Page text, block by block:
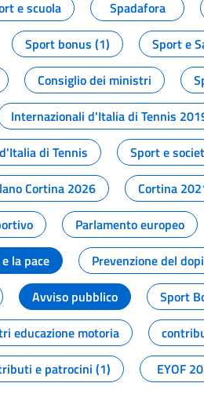
e scuola Spadafora
Sport bonus (1) Sport e
Consiglio dei ministri
Internazionali d'Italia di Tennis
di Tennis Sport e
Cortina 2026 Cortina
Parlamento europeo
la pace
Prevenzione del
Avviso pubblico Sport
educazione motoria
e patrocini (1) EYOF